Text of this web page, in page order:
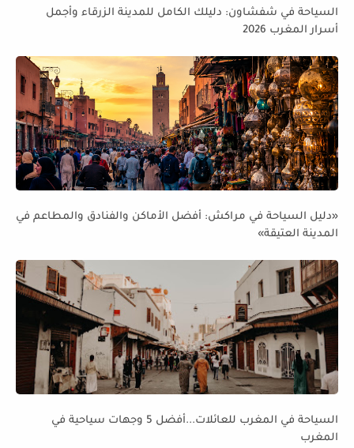
السياحة في شفشاون: دليلك الكامل للمدينة الزرقاء وأجمل
أسرار المغرب 2026
«دليل السياحة في مراكش: أفضل الأماكن والفنادق والمطاعم في
المدينة العتيقة»
السياحة في المغرب للعائلات...أفضل 5 وجهات سياحية في
المغرب